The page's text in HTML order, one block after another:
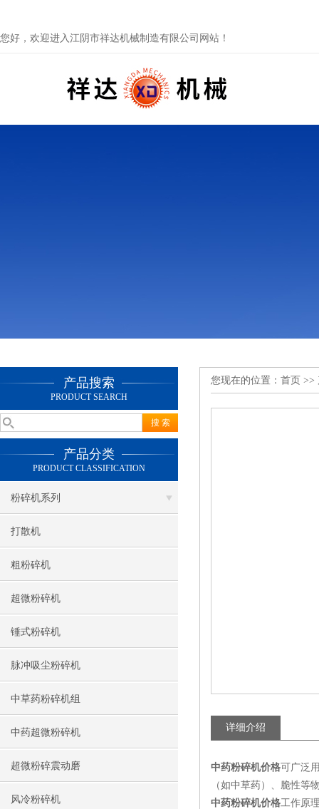
您好，欢迎进入江阴市祥达机械制造有限公司网站！
产品搜索
PRODUCT SEARCH
产品分类
PRODUCT CLASSIFICATION
粉碎机系列
打散机
粗粉碎机
超微粉碎机
锤式粉碎机
脉冲吸尘粉碎机
中草药粉碎机组
中药超微粉碎机
超微粉碎震动磨
风冷粉碎机
您现在的位置： 首页 >>
详细介绍
中药粉碎机价格可广泛
（如中草药）、脆性等
中药粉碎机价格工作原